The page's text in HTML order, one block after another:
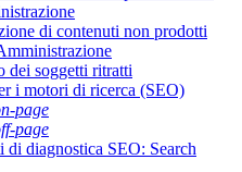
di contenuti non prodotti
dei soggetti ritratti
i motori di ricerca (SEO)
page
page
di diagnostica SEO: Search